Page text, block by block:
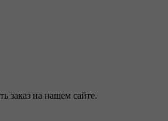
заказ на нашем сайте.